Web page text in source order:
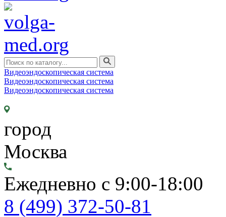
Видеоэндоскопическая система
Видеоэндоскопическая система
Видеоэндоскопическая система
город
Москва
Ежедневно с 9:00-18:00
8 (499) 372-50-81